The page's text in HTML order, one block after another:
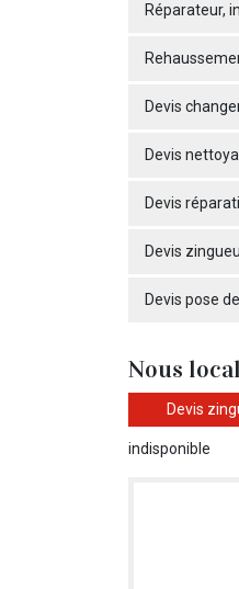
Réparateur,
Devis
Devis
Devis
Devis
Devis pose
Nous
Devis
indisponible